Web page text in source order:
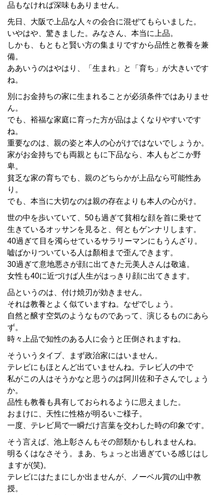
品もなければ深味もありません。
先日、大阪で上品な人々の会合に混ぜてもらいました。
いやはや、驚きました。みなさん、本当に上品。
しかも、もともと賢い方の集まりですから品性と教養を兼
備。
ああいうのはやはり、「生まれ」と「育ち」が大きいです
ね。
別にお金持ちの家に生まれることが必須条件ではありませ
ん。
でも、裕福な家庭に育った方が品はよくなりやすいです
ね。
重要なのは、親の姿と本人の心がけではないでしょうか。
家がお金持ちでも両親ともに下品なら、本人もどこか野
卑。
貧乏な家の育ちでも、親のどちらかが上品なら可能性あ
り。
でも、本当に大切なのは親の存在よりも本人の心がけ。
世の中を歩いていて、50も過ぎて貧相な顔を首に乗せて
生きているオッサンを見ると、何ともゲンナリします。
40過ぎて目を濁らせているサラリーマンにもうんざり。
嘘ばかりついている人は顏相まで歪んできます。
30過ぎて意地悪さが顔に出てきた元美人さんは敬遠。
女性も40に近づけば人生がはっきり顔に出てきます。
品というのは、付け焼刃が効きません。
それは教養とよく似ていますね。なぜでしょう。
自然と醸す空気のようなものであって、演じるものにあら
ず。
時々上品で知性のある人に会うと圧倒されますね。
そういうタイプ、まず政治家にはいません。
テレビにもほとんど出ていませんね。テレビ人の中で
私がこの人はそうかなと思うのは阿川佐和子さんでしょう
か。
品性も教養も具有しておられるように思えました。
おまけに、天性に性格が明るいご様子。
一度、テレビ局で一瞬だけ言葉を交わした時の印象です。
そう言えば、池上彰さんもその部類かもしれませんね。
明るくはなさそう。まあ、ちょっと出過ぎている感じはし
ますが(笑)。
テレビにはたまにしか出ませんが、ノーベル賞の山中教
授。